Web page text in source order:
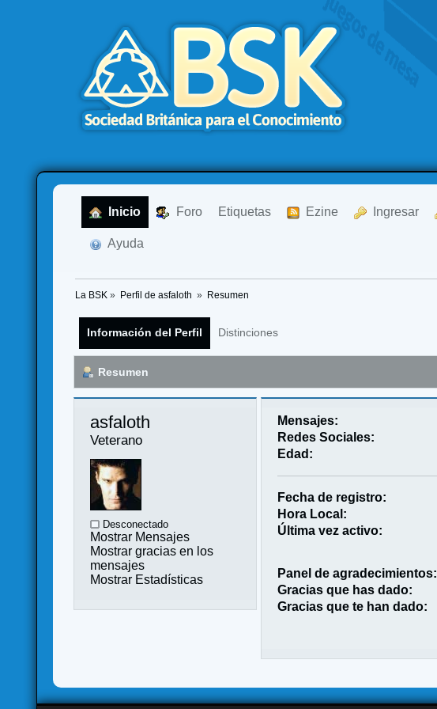
Inicio Foro Etiquetas Ezine Ingresar
Ayuda
La BSK » Perfil de asfaloth » Resumen
Información del Perfil Distinciones
Resumen
asfaloth
Veterano
Desconectado
Mostrar Mensajes
Mostrar gracias en los
mensajes
Mostrar Estadísticas
Mensajes:
Redes Sociales:
Edad:
Fecha de registro:
Hora Local:
Última vez activo:
Panel de agradecimientos:
Gracias que has dado:
Gracias que te han dado: